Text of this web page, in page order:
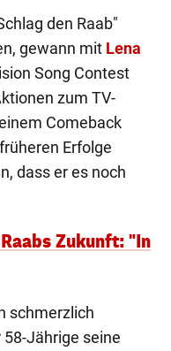
den Raab"
gewann mit Lena
Song Contest
zum TV-
Comeback
Erfolge
dass er es noch
Zukunft: "In
schmerzlich
Jährige seine